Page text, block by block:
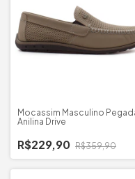
Mocassim Masculino
Anilina Drive
R$229,90 R$359,90